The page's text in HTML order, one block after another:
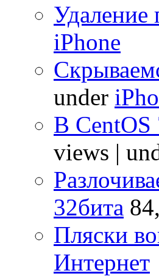
Удаление
iPhone
under
В
views |
32бита
Пляски
Интернет